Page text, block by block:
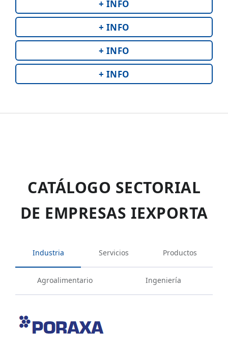
+ INFO
+ INFO
+ INFO
+ INFO
CATÁLOGO SECTORIAL
DE EMPRESAS IEXPORTA
Industria Servicios Productos
Agroalimentario Ingeniería